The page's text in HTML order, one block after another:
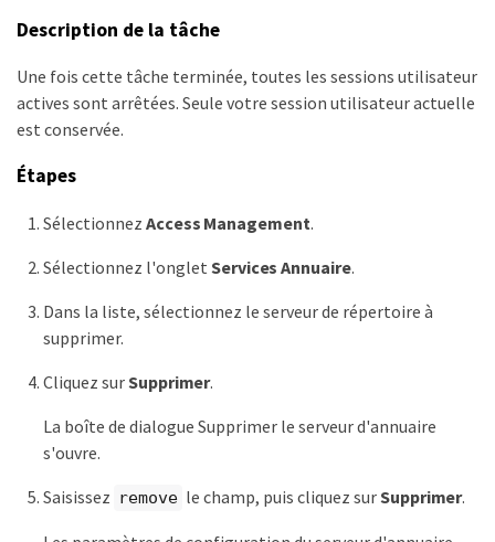
Description de la tâche
Une fois cette tâche terminée, toutes les sessions utilisateur
actives sont arrêtées. Seule votre session utilisateur actuelle
est conservée.
Étapes
Sélectionnez Access Management.
Sélectionnez l'onglet Services Annuaire.
Dans la liste, sélectionnez le serveur de répertoire à
supprimer.
Cliquez surSupprimer.
La boîte de dialogue Supprimer le serveur d'annuaire
s'ouvre.
Saisissez remove le champ, puis cliquez surSupprimer.